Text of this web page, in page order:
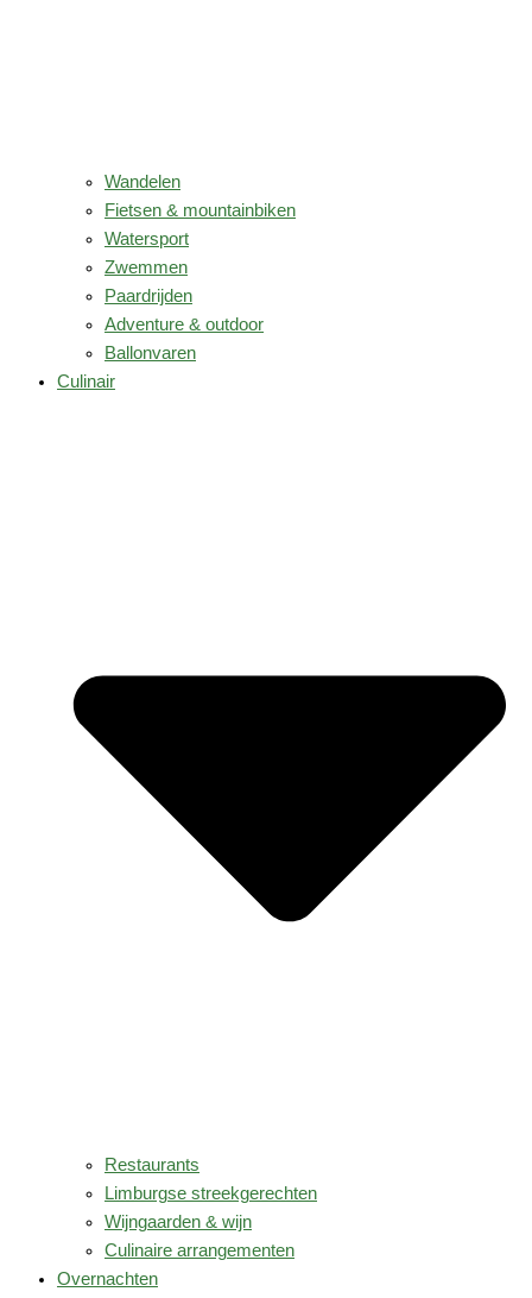
Wandelen
Fietsen & mountainbiken
Watersport
Zwemmen
Paardrijden
Adventure & outdoor
Ballonvaren
Culinair
Restaurants
Limburgse streekgerechten
Wijngaarden & wijn
Culinaire arrangementen
Overnachten